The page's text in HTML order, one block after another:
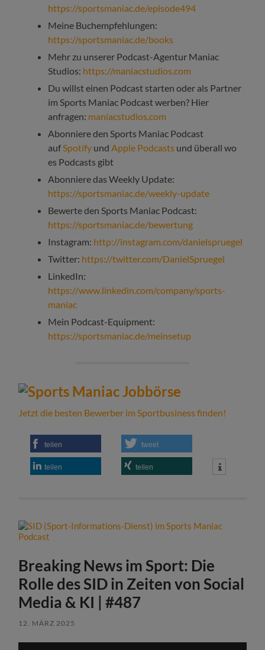
https://sportsmaniac.de/episode494
Meine Buchempfehlungen:
https://sportsmaniac.de/books
Mehr zu unserer Podcast-Agentur Maniac
Studios: https://maniacstudios.com
Du willst einen Podcast starten oder als Partner
im Sports Maniac Podcast werben? Hier
anfragen: maniacstudios.com
Abonniere den Sports Maniac Podcast
auf Spotify und Apple Podcasts und überall wo
es Podcasts gibt
Abonniere das Weekly Update:
https://sportsmaniac.de/weekly-update
Bewerte den Sports Maniac Podcast:
https://sportsmaniac.de/bewertung
Instagram: http://instagram.com/danielspruegel
Twitter: https://twitter.com/DanielSpruegel
LinkedIn:
https://www.linkedin.com/company/sports-
maniac
Mein Podcast-Equipment:
https://sportsmaniac.de/meinsetup
Jetzt die besten Bewerber im Sportbusiness finden!
teilen tweet
teilen teilen
Breaking News im Sport: Die
Rolle des SID in Zeiten von Social
Media & KI | #487
12. MÄRZ 2025